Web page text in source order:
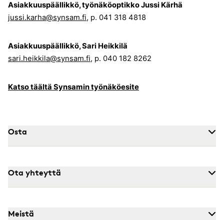
Asiakkuuspäällikkö, työnäköoptikko Jussi Kärhä
jussi.karha@synsam.fi, p. 041 318 4818
Asiakkuuspäällikkö, Sari Heikkilä
sari.heikkila@synsam.fi, p. 040 182 8262
Katso täältä Synsamin työnäköesite
Osta
Ota yhteyttä
Meistä